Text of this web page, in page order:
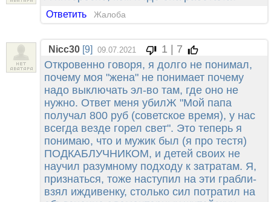
Ответить Жалоба
Nicc30 [9] 09.07.2021
1 | 7
Откровенно говоря, я долго не понимал,
почему моя "жена" не понимает почему
надо выключать эл-во там, где оно не
нужно. Ответ меня убилЖ "Мой папа
получал 800 руб (советское время), у нас
всегда везде горел свет". Это теперь я
понимаю, что и мужик был (я про тестя)
ПОДКАБЛУЧНИКОМ, и детей своих не
научил разумному подходу к затратам. Я,
признаться, тоже наступил на эти грабли-
взял иждивенку, столько сил потратил на